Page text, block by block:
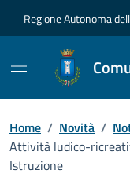
Regione Autonoma
Home / Novità /
Attività ludico-
Istruzione